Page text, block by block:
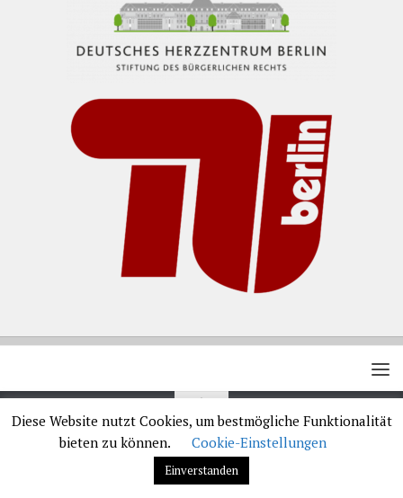
TELEMED5000 © 2019-2026. Alle Rechte vorbehalten.
Diese Website nutzt Cookies, um bestmögliche Funktionalität
bieten zu können.
Cookie-Einstellungen
Einverstanden